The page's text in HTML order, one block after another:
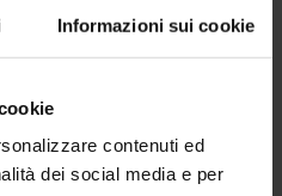
Informazioni sui cookie
contenuti ed
dei social media e per
del